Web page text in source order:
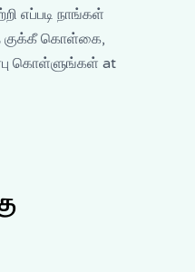
எப்படி நாங்கள்
குக்கீ கொள்கை,
கொள்ளுங்கள் at